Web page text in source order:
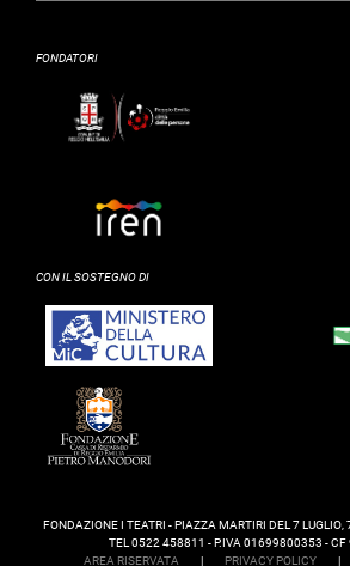
FONDATORI
CON IL SOSTEGNO DI
FONDAZIONE I TEATRI - PIAZZA MARTIRI DEL 7
TEL 0522 458811 - P.IVA 01699800353 -
AREA RISERVATA
PRIVACY POLICY